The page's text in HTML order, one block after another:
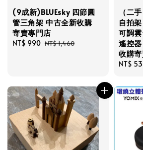
(9成新)BLUEsky 四節圓
管三角架 中古全新收購
寄賣專門店
Sale
NT$ 990 Regular
NT$ 1,460
（二
自拍
可調
遙控
收購
NT$